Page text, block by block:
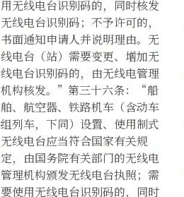
用无线电台识别码的，同时核发
无线电台识别码；不予许可的，
书面通知申请人并说明理由。无
线电台（站）需要变更、增加无
线电台识别码的，由无线电管理
机构核发。”第三十六条：“船
舶、航空器、铁路机车（含动车
组列车，下同）设置、使用制式
无线电台应当符合国家有关规
定，由国务院有关部门的无线电
管理机构颁发无线电台执照；需
要使用无线电台识别码的，同时